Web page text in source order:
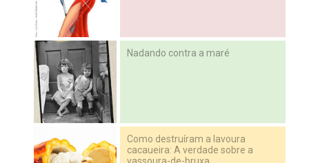
Nadando contra a maré
Como destruíram a lavoura
cacaueira: A verdade sobre a